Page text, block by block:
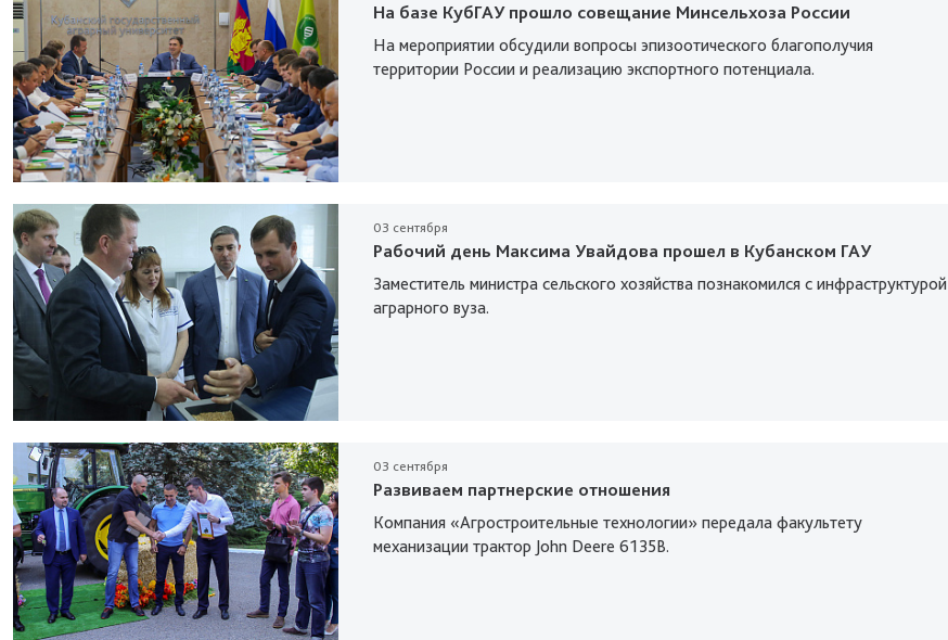
На базе КубГАУ прошло совещание Минсельхоза России
На мероприятии обсудили вопросы эпизоотического благополучия
территории России и реализацию экспортного потенциала.
03 сентября
Рабочий день Максима Увайдова прошел в Кубанском ГАУ
Заместитель министра сельского хозяйства познакомился с инфраструктурой
аграрного вуза.
03 сентября
Развиваем партнерские отношения
Компания «Агростроительные технологии» передала факультету
механизации трактор John Deere 6135B.